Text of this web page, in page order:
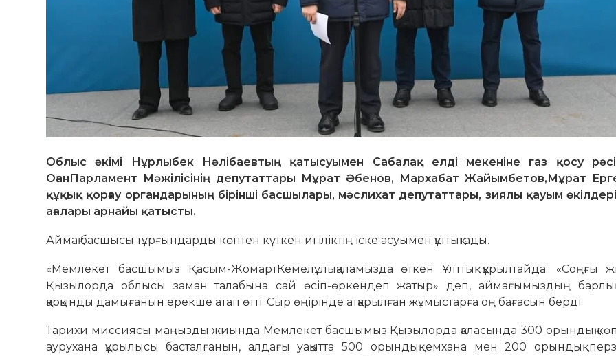
Облыс әкімі Нұрлыбек Нәлібаевтың қатысуымен Сабалақ елді мекеніне газ қосу
ОғанПарламент Мәжілісінің депутаттары Мұрат Әбенов, Мархабат Жайымбетов,Мұрат
құқық қорғау органдарының бірінші басшылары, мәслихат депутаттары, зиялы қауым
ағалары арнайы қатысты.
Аймақ басшысы тұрғындарды көптен күткен игіліктің іске асуымен құттықтады.
«Мемлекет басшымыз Қасым-ЖомартКемелұлықаламызда өткен Ұлттық құрылтайда: «Соңғы
Қызылорда облысы заман талабына сай өсіп-өркендеп жатыр» деп, аймағымыздың барлық
қарқынды дамығанын ерекше атап өтті. Cыр өңірінде атқарылған жұмыстарға оң бағасын берді.
Тарихи миссиясы маңызды жиында Мемлекет басшымыз Қызылорда қаласында 300 орындық
аурухана құрылысы басталғанын, алдағы уақытта 500 орындық емхана мен 200 орындық